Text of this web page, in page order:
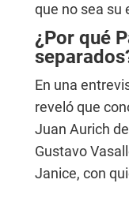
,
9
s
e
o
d
s
V
o
u
que no sea su
¿Por qué
En una
reveló que
Juan Aurich
Gustavo
Janice, con